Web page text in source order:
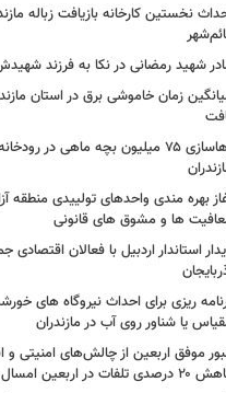
نخستین کارخانه بازیافت زباله
شهید رمضانی در نکا به فرزند
زمان خاموشی برق در استان
رهاسازی ۷۵ میلیون بچه ماهی در
بهره مندی واحدهای تولییدی منطقه
ها و مشوق های قانونی
استاندار اردبیل با فعالان اقتصادی
ریزی برای احداث نیروگاه های
یا شناور روی آب در مازندران
موفق اربعین از چالش‌های امنیتی و
تلفات در اربعین امسال